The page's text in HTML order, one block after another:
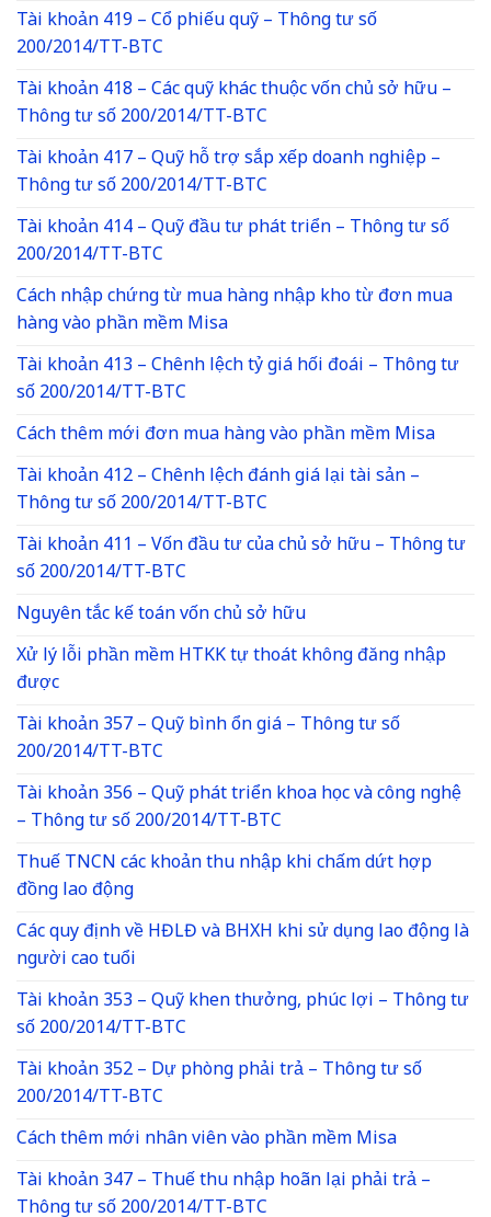
Tài khoản 419 – Cổ phiếu quỹ – Thông tư số
200/2014/TT-BTC
Tài khoản 418 – Các quỹ khác thuộc vốn chủ sở hữu –
Thông tư số 200/2014/TT-BTC
Tài khoản 417 – Quỹ hỗ trợ sắp xếp doanh nghiệp –
Thông tư số 200/2014/TT-BTC
Tài khoản 414 – Quỹ đầu tư phát triển – Thông tư số
200/2014/TT-BTC
Cách nhập chứng từ mua hàng nhập kho từ đơn mua
hàng vào phần mềm Misa
Tài khoản 413 – Chênh lệch tỷ giá hối đoái – Thông tư
số 200/2014/TT-BTC
Cách thêm mới đơn mua hàng vào phần mềm Misa
Tài khoản 412 – Chênh lệch đánh giá lại tài sản –
Thông tư số 200/2014/TT-BTC
Tài khoản 411 – Vốn đầu tư của chủ sở hữu – Thông tư
số 200/2014/TT-BTC
Nguyên tắc kế toán vốn chủ sở hữu
Xử lý lỗi phần mềm HTKK tự thoát không đăng nhập
được
Tài khoản 357 – Quỹ bình ổn giá – Thông tư số
200/2014/TT-BTC
Tài khoản 356 – Quỹ phát triển khoa học và công nghệ
– Thông tư số 200/2014/TT-BTC
Thuế TNCN các khoản thu nhập khi chấm dứt hợp
đồng lao động
Các quy định về HĐLĐ và BHXH khi sử dụng lao động là
người cao tuổi
Tài khoản 353 – Quỹ khen thưởng, phúc lợi – Thông tư
số 200/2014/TT-BTC
Tài khoản 352 – Dự phòng phải trả – Thông tư số
200/2014/TT-BTC
Cách thêm mới nhân viên vào phần mềm Misa
Tài khoản 347 – Thuế thu nhập hoãn lại phải trả –
Thông tư số 200/2014/TT-BTC